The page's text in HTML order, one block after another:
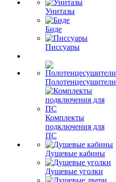
Унитазы
Биде
Писсуары
Полотенцесушители
Комплекты
подключения для
ПС
Душевые кабины
Душевые уголки